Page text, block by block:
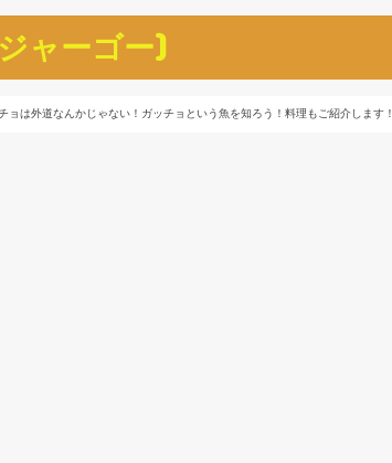
ャーゴー)
ョは外道なんかじゃない！ガッチョという魚を知ろう！料理もご紹介します！